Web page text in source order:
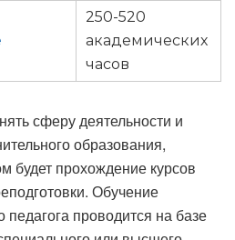
250-520
академических
часов
сферу деятельности и
образования,
будет прохождение курсов
Обучение
проводится на базе